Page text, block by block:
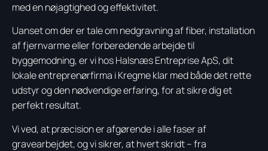
med en nøjagtighed og effektivitet.
Uanset om der er tale om nedgravning af fiber, installation
af fjernvarme eller forberedende arbejde til
byggemodning, er vi hos Halsnæs Entreprise ApS, dit
lokale entreprenørfirma i Kregme klar med både det rette
udstyr og den nødvendige erfaring, for at sikre dig et
perfekt resultat.
Vi ved, at præcision er afgørende i alle faser af
gravearbejdet, og vi sikrer, at hvert skridt – fra